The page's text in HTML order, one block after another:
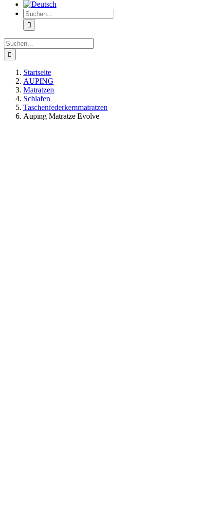
Suche
nach:
Suche
nach:
Startseite
AUPING
Matratzen
Schlafen
Taschenfederkernmatratzen
Auping Matratze Evolve